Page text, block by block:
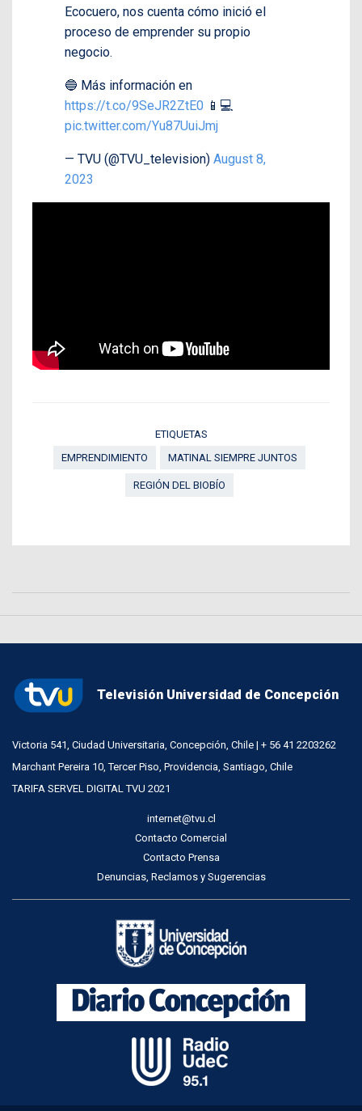
Ecocuero, nos cuenta cómo inició el
proceso de emprender su propio
negocio.
🔵 Más información en
https://t.co/9SeJR2ZtE0 📱💻
pic.twitter.com/Yu87UuiJmj
— TVU (@TVU_television) August 8,
2023
ETIQUETAS
EMPRENDIMIENTO
MATINAL SIEMPRE JUNTOS
REGIÓN DEL BIOBÍO
Televisión Universidad de Concepción
Victoria 541, Ciudad Universitaria, Concepción, Chile | + 56 41 2203262
Marchant Pereira 10, Tercer Piso, Providencia, Santiago, Chile
TARIFA SERVEL DIGITAL TVU 2021
internet@tvu.cl
Contacto Comercial
Contacto Prensa
Denuncias, Reclamos y Sugerencias